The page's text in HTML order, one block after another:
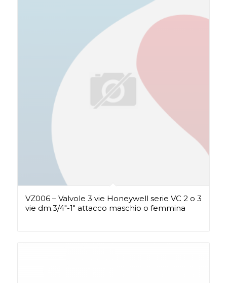
VZ006 – Valvole 3 vie Honeywell serie VC 2 o 3
vie dm.3/4″-1″ attacco maschio o femmina